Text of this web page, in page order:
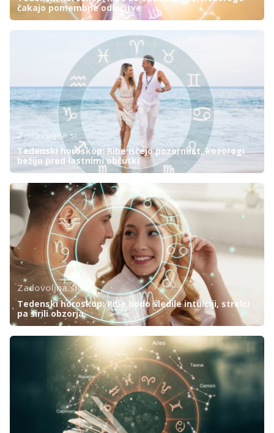
čakajo pomembne odločitve
Zadovoljna.si
Tedenski horoskop: Ribe iščejo pozornost, kozorogi
bežijo pred lastnimi občutki
Zadovoljna.si
Tedenski horoskop: Ribe bodo sledile intuiciji, strelci
pa širili obzorja